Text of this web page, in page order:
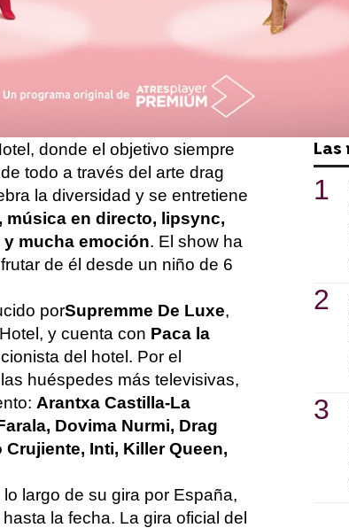
los últimos meses recorriendo
Reinas
espectacular
desde su
el espectáculo para que
donde el objetivo siempre
todo a través del arte drag
la diversidad y se entretiene
música en directo, lipsync,
mucha emoción. El show ha
de él desde un niño de 6
porSupremme De Luxe,
y cuenta con Paca la
del hotel. Por el
huéspedes más televisivas,
Arantxa Castilla-La
Dovima Nurmi, Drag
Inti, Killer Queen,
lo largo de su gira por España,
la fecha. La gira oficial del
Las